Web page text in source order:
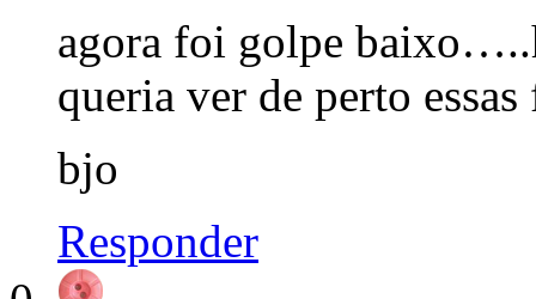
agora foi golpe
queria ver de perto
bjo
Responder